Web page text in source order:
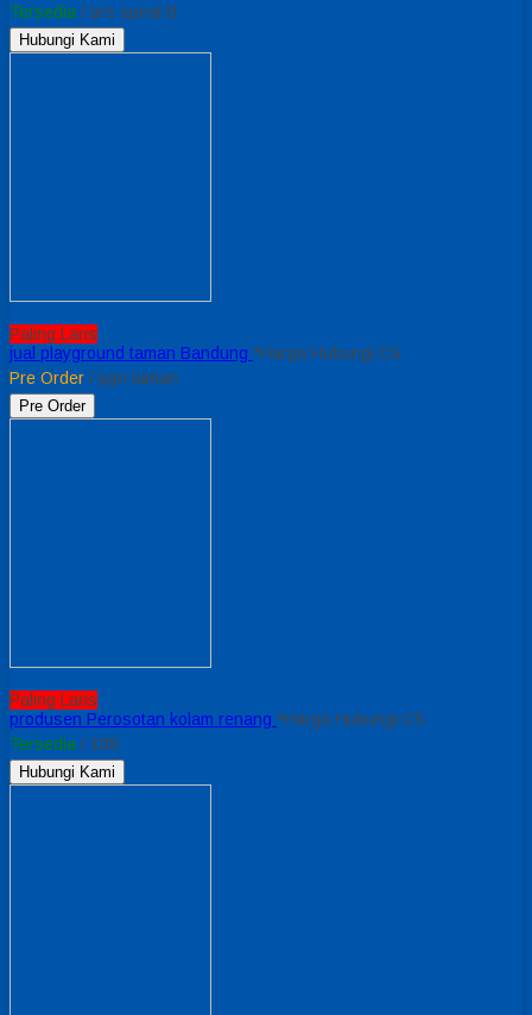
Tersedia / prs spiral B
Hubungi Kami
Paling Laris
jual playground taman Bandung *Harga Hubungi CS
Pre Order / pgn taman
Pre Order
Paling Laris
produsen Perosotan kolam renang *Harga Hubungi CS
Tersedia / 108
Hubungi Kami